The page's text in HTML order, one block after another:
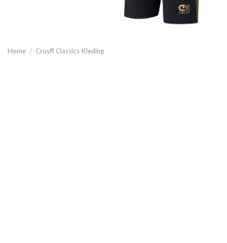
Home / Cruyff Classics Kleding